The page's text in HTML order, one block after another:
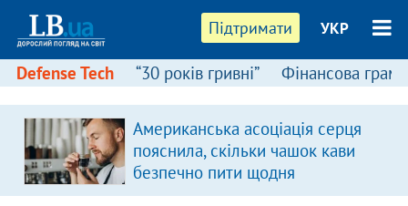
Підтримати УКР
Defense Tech “30 років гривні” Фінансова
Американська асоціація серця
пояснила, скільки чашок кави
безпечно пити щодня